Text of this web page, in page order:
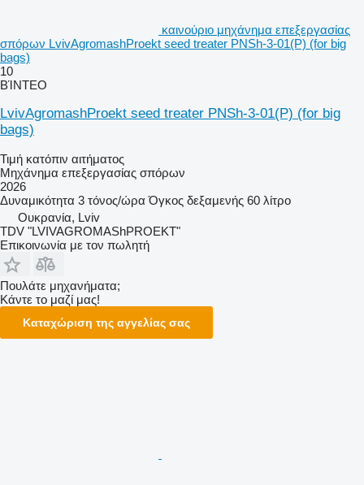
καινούριο μηχάνημα επεξεργασίας
σπόρων LvivAgromashProekt seed treater PNSh-3-01(P) (for big
bags)
10
ΒΊΝΤΕΟ
LvivAgromashProekt seed treater PNSh-3-01(P) (for big
bags)
Τιμή κατόπιν αιτήματος
Μηχάνημα επεξεργασίας σπόρων
2026
Δυναμικότητα 3 τόνος/ώρα Όγκος δεξαμενής 60 λίτρο
Ουκρανία, Lviv
TDV "LVIVAGROMAShPROEKT"
Επικοινωνία με τον πωλητή
Πουλάτε μηχανήματα;
Κάντε το μαζί μας!
Καταχώριση της αγγελίας σας